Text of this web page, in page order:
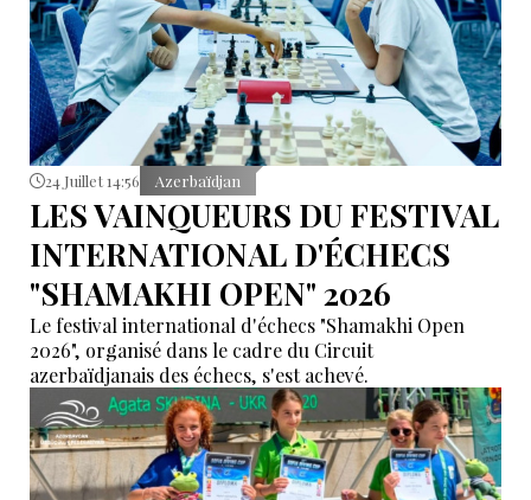
24 Juillet 14:56 Azerbaïdjan
LES VAINQUEURS DU FESTIVAL
INTERNATIONAL D'ÉCHECS
"SHAMAKHI OPEN" 2026
Le festival international d'échecs "Shamakhi Open
2026", organisé dans le cadre du Circuit
azerbaïdjanais des échecs, s'est achevé.